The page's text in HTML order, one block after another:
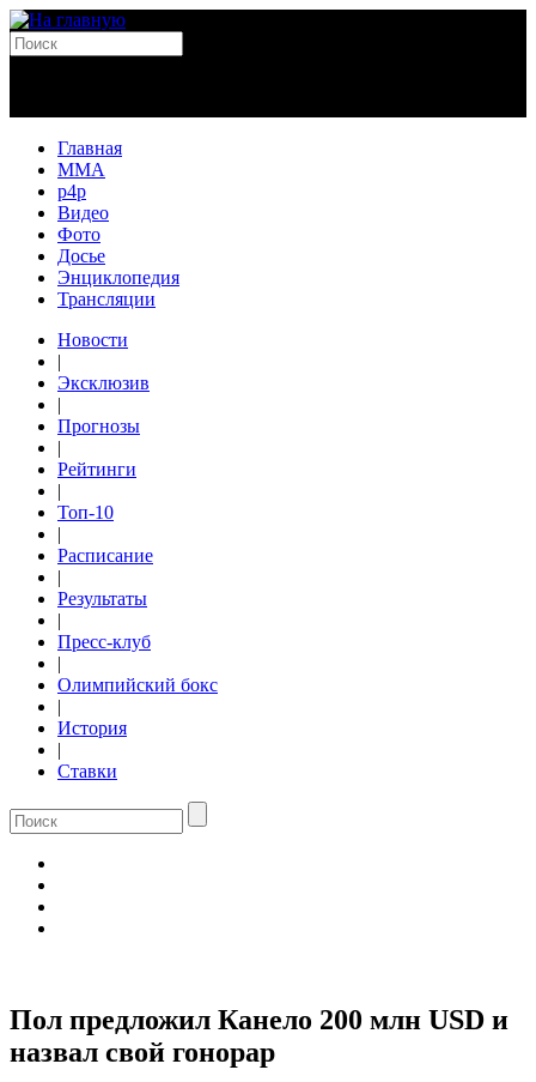
Главная
MMA
p4p
Видео
Фото
Досье
Энциклопедия
Трансляции
Новости
|
Эксклюзив
|
Прогнозы
|
Рейтинги
|
Топ-10
|
Расписание
|
Результаты
|
Пресс-клуб
|
Олимпийский бокс
|
История
|
Ставки
Пол предложил Канело 200 млн USD и
назвал свой гонорар